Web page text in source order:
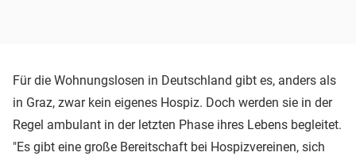
Für die Wohnungslosen in Deutschland gibt es, anders als
in Graz, zwar kein eigenes Hospiz. Doch werden sie in der
Regel ambulant in der letzten Phase ihres Lebens begleitet.
"Es gibt eine große Bereitschaft bei Hospizvereinen, sich